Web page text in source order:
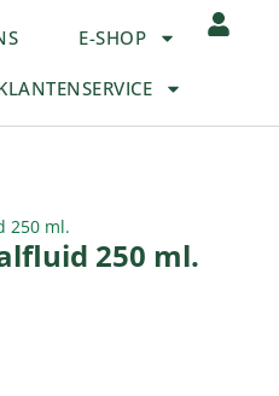
E-SHOP
250 ml.
250 ml.